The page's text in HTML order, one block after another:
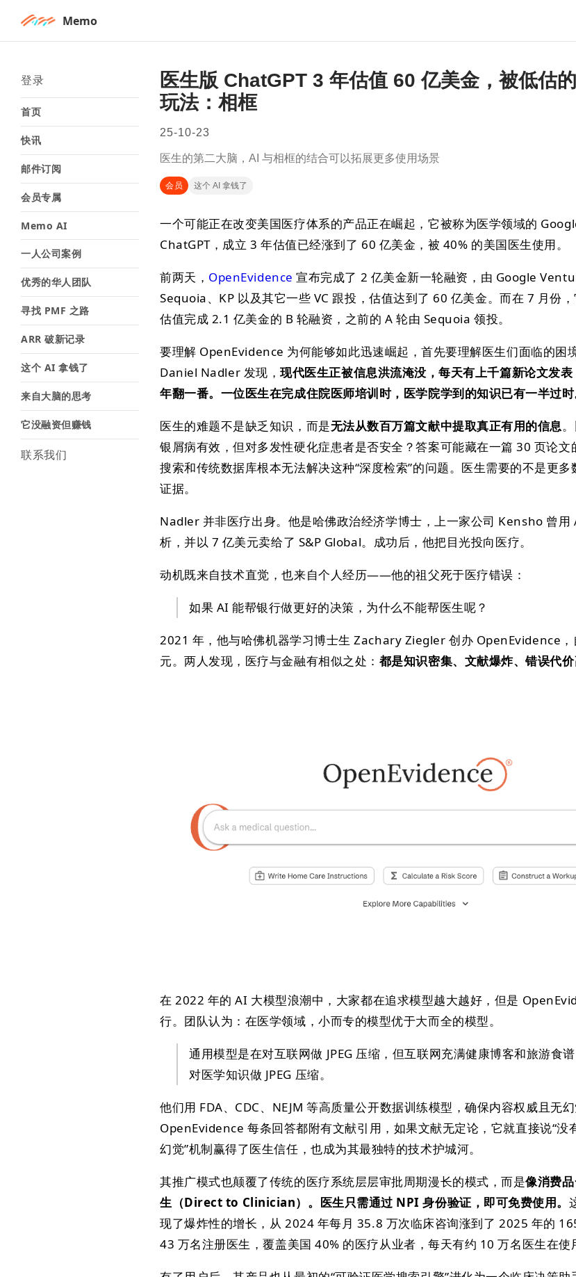
Memo
登录
首页
快讯
邮件订阅
会员专属
Memo AI
一人公司案例
优秀的华人团队
寻找 PMF 之路
ARR 破新记录
这个 AI 拿钱了
来自大脑的思考
它没融资但赚钱
联系我们
医生版 ChatGPT 3 年估值 60 亿美金，被低估
玩法：相框
25-10-23
医生的第二大脑，AI 与相框的结合可以拓展更多使用场景
会员 这个 AI 拿钱了
一个可能正在改变美国医疗体系的产品正在崛起，它被称为医学领域的
ChatGPT，成立 3 年估值已经涨到了 60 亿美金，被 40% 的美国医生使用。
前两天， OpenEvidence 宣布完成了 2 亿美金新一轮融资，由 Google
Sequoia、KP 以及其它一些 VC 跟投，估值达到了 60 亿美金。而在 7 月份
估值完成 2.1 亿美金的 B 轮融资，之前的 A 轮由 Sequoia 领投。
要理解 OpenEvidence 为何能够如此迅速崛起，首先要理解医生们面临的困
Daniel Nadler 发现，现代医生正被信息洪流淹没，每天有上千篇新论文发
年翻一番。一位医生在完成住院医师培训时，医学院学到的知识已有一半过时
医生的难题不是缺乏知识，而是无法从数百万篇文献中提取真正有用的信息
银屑病有效，但对多发性硬化症患者是否安全？答案可能藏在一篇 30 页论文
搜索和传统数据库根本无法解决这种“深度检索”的问题。医生需要的不是更
证据。
Nadler 并非医疗出身。他是哈佛政治经济学博士，上一家公司 Kensho 曾用
析，并以 7 亿美元卖给了 S&P Global。成功后，他把目光投向医疗。
动机既来自技术直觉，也来自个人经历——他的祖父死于医疗错误：
如果 AI 能帮银行做更好的决策，为什么不能帮医生呢？
2021 年，他与哈佛机器学习博士生 Zachary Ziegler 创办 OpenEvidence
元。两人发现，医疗与金融有相似之处： 都是知识密集、文献爆炸、错误代价
在 2022 年的 AI 大模型浪潮中，大家都在追求模型越大越好，但是
行。团队认为：在医学领域，小而专的模型优于大而全的模型。
通用模型是在对互联网做 JPEG 压缩，但互联网充满健康博客和旅游食
对医学知识做 JPEG 压缩。
他们用 FDA、CDC、NEJM 等高质量公开数据训练模型，确保内容权威且无幻
OpenEvidence 每条回答都附有文献引用，如果文献无定论，它就直接说“没
幻觉”机制赢得了医生信任，也成为其最独特的技术护城河。
其推广模式也颠覆了传统的医疗系统层层审批周期漫长的模式，而是像消费
生（Direct to Clinician）。医生只需通过 NPI 身份验证，即可免费使用。
现了爆炸性的增长，从 2024 年每月 35.8 万次临床咨询涨到了 2025 年的
43 万名注册医生，覆盖美国 40% 的医疗从业者，每天有约 10 万名医生在使